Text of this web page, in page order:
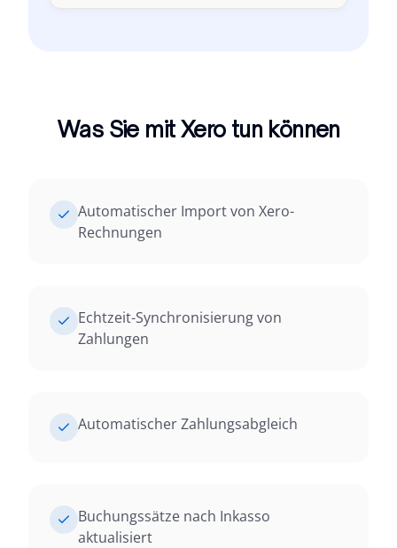
Was Sie mit Xero tun können
Automatischer Import von Xero-
Rechnungen
Echtzeit-Synchronisierung von
Zahlungen
Automatischer Zahlungsabgleich
Buchungssätze nach Inkasso
aktualisiert